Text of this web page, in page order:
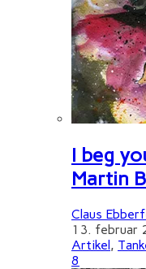
I beg
Martin
Claus
13. februar
Artikel,
8